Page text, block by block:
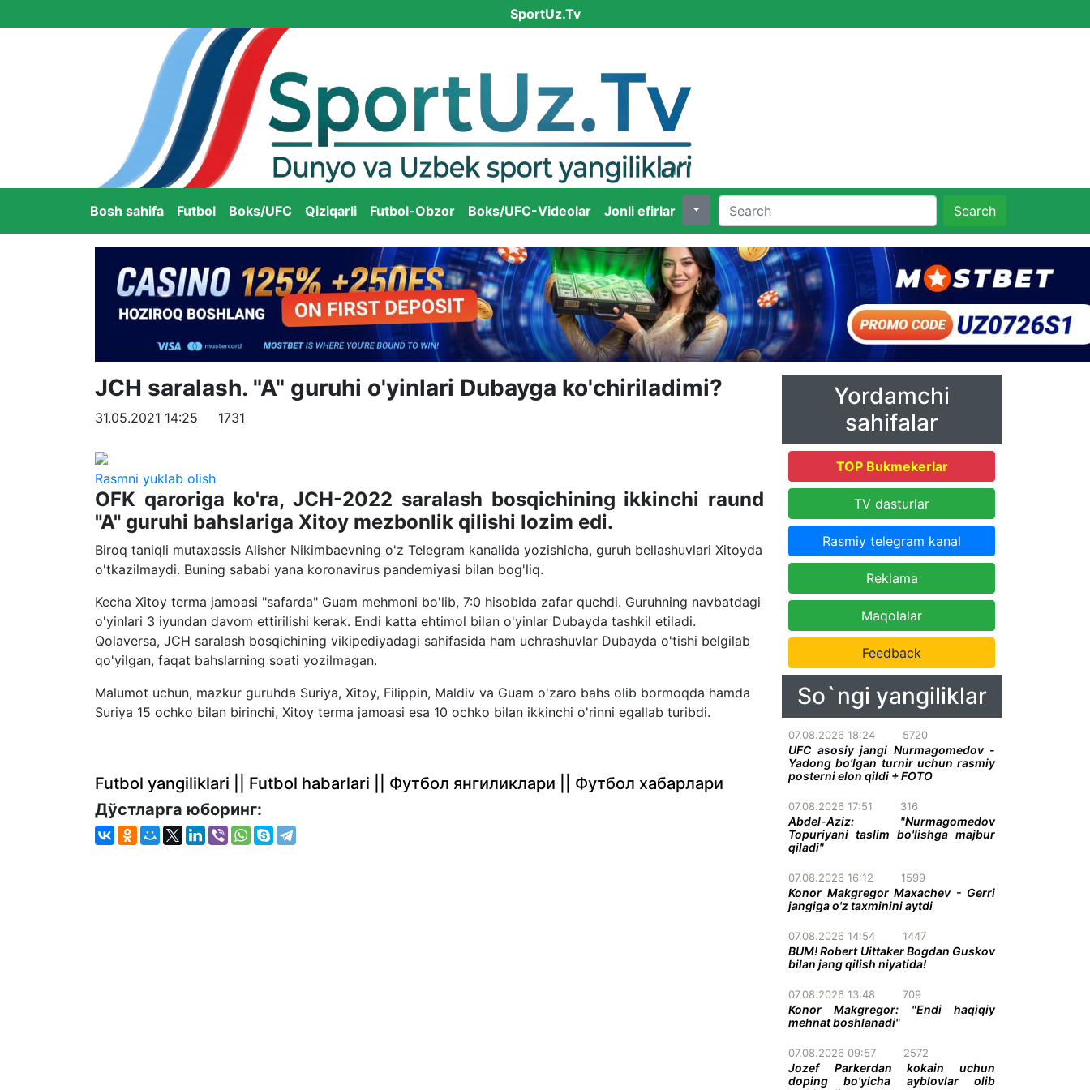
SportUz.Tv
Bosh sahifa Futbol Boks/UFC Qiziqarli Futbol-Obzor Boks/UFC-Videolar Jonli efirlar Search
JCH saralash. "A" guruhi o'yinlari Dubayga ko'chiriladimi?
31.05.2021 14:25 1731
Rasmni yuklab olish
OFK qaroriga ko'ra, JCH-2022 saralash bosqichining ikkinchi raund
"A" guruhi bahslariga Xitoy mezbonlik qilishi lozim edi.
Biroq taniqli mutaxassis Alisher Nikimbaevning o'z Telegram kanalida yozishicha, guruh bellashuvlari Xitoyda
o'tkazilmaydi. Buning sababi yana koronavirus pandemiyasi bilan bog'liq.
Kecha Xitoy terma jamoasi "safarda" Guam mehmoni bo'lib, 7:0 hisobida zafar quchdi. Guruhning navbatdagi
o'yinlari 3 iyundan davom ettirilishi kerak. Endi katta ehtimol bilan o'yinlar Dubayda tashkil etiladi.
Qolaversa, JCH saralash bosqichining vikipediyadagi sahifasida ham uchrashuvlar Dubayda o'tishi belgilab
qo'yilgan, faqat bahslarning soati yozilmagan.
Malumot uchun, mazkur guruhda Suriya, Xitoy, Filippin, Maldiv va Guam o'zaro bahs olib bormoqda hamda
Suriya 15 ochko bilan birinchi, Xitoy terma jamoasi esa 10 ochko bilan ikkinchi o'rinni egallab turibdi.
Futbol yangiliklari || Futbol habarlari || Футбол янгиликлари || Футбол хабарлари
Дўстларга юборинг:
Yordamchi
sahifalar
TOP Bukmekerlar
TV dasturlar
Rasmiy telegram kanal
Reklama
Maqolalar
Feedback
So`ngi yangiliklar
07.08.2026 18:24 5720
UFC asosiy jangi Nurmagomedov -
Yadong bo'lgan turnir uchun rasmiy
posterni elon qildi + FOTO
07.08.2026 17:51 316
Abdel-Aziz: "Nurmagomedov
Topuriyani taslim bo'lishga majbur
qiladi"
07.08.2026 16:12 1599
Konor Makgregor Maxachev - Gerri
jangiga o'z taxminini aytdi
07.08.2026 14:54 1447
BUM! Robert Uittaker Bogdan Guskov
bilan jang qilish niyatida!
07.08.2026 13:48 709
Konor Makgregor: "Endi haqiqiy
mehnat boshlanadi"
07.08.2026 09:57 2572
Jozef Parkerdan kokain uchun
doping bo'yicha ayblovlar olib